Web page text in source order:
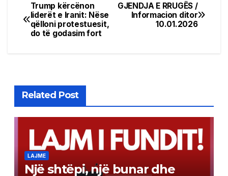
Post
navigation
GJENDJA E RRUGËS /
Informacion ditor
10.01.2026
Trump kërcënon
liderët e Iranit: Nëse
qëlloni protestuesit,
do të godasim fort
Related Post
LAJME
Një shtëpi, një bunar dhe